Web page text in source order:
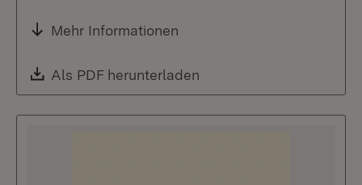
Mehr Informationen
Download:
Als PDF herunterladen